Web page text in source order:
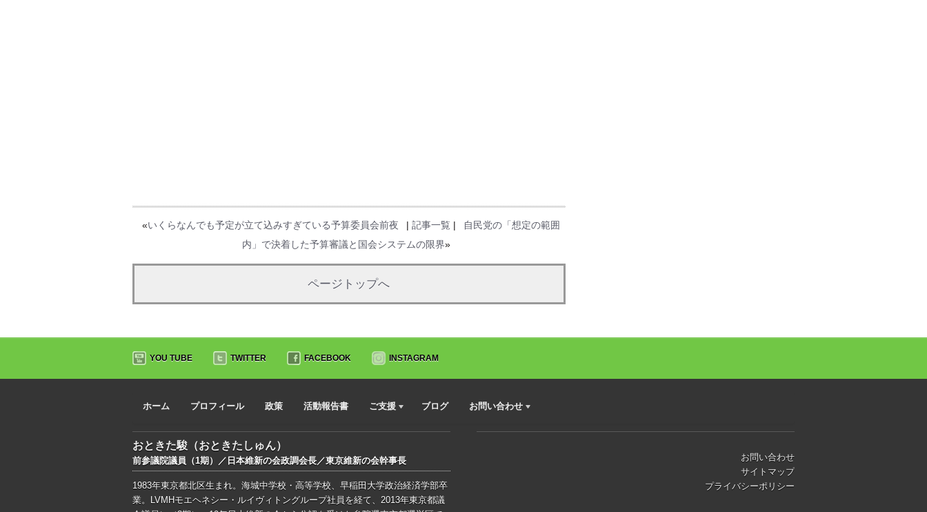
«いくらなんでも予定が立て込みすぎている予算委員会前夜 |記事一覧 |
自民党の「想定の範囲
内」で決着した予算審議と国会システムの限界»
ページトップへ
YOU TUBE TWITTER FACEBOOK INSTAGRAM
ホーム プロフィール 政策 活動報告書 ご支援 ブログ お問い合わせ
おときた駿（おときたしゅん）
前参議院議員（1期）／日本維新の会政調会長／東京維新の会幹事長
1983年東京都北区生まれ。海城中学校・高等学校、早稲田大学政治経済学部卒
業。LVMHモエヘネシー・ルイヴィトングループ社員を経て、2013年東京都議
お問い合わせ
サイトマップ
プライバシーポリシー